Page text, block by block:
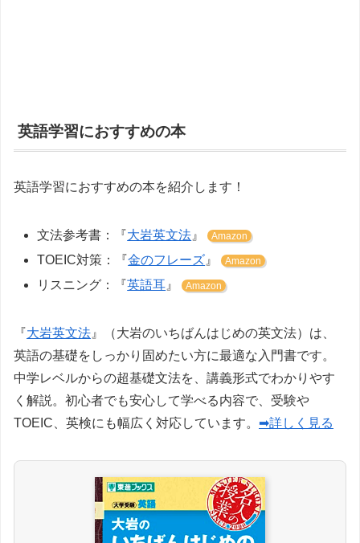
英語学習におすすめの本
英語学習におすすめの本を紹介します！
文法参考書：『大岩英文法 』 Amazon
TOEIC対策：『金のフレーズ 』 Amazon
リスニング：『英語耳 』 Amazon
『大岩英文法 』（大岩のいちばんはじめの英文法）は、
英語の基礎をしっかり固めたい方に最適な入門書です。
中学レベルからの超基礎文法を、講義形式でわかりやす
く解説。初心者でも安心して学べる内容で、受験や
TOEIC、英検にも幅広く対応しています。 ➡詳しく見る